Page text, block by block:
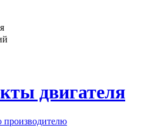
двигателя
производителю